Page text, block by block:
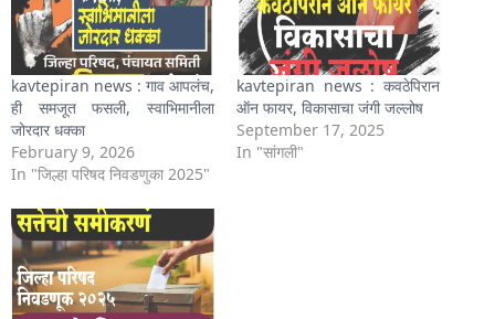
kavtepiran news : गाव आपलंच,
ही समजूत फसली, स्वाभिमानीला
जोरदार धक्का
February 9, 2026
In "जिल्हा परिषद निवडणुका 2025"
kavtepiran news : कवठेपिरान
ऑन फायर, विकासाचा जंगी जल्लोष
September 17, 2025
In "सांगली"